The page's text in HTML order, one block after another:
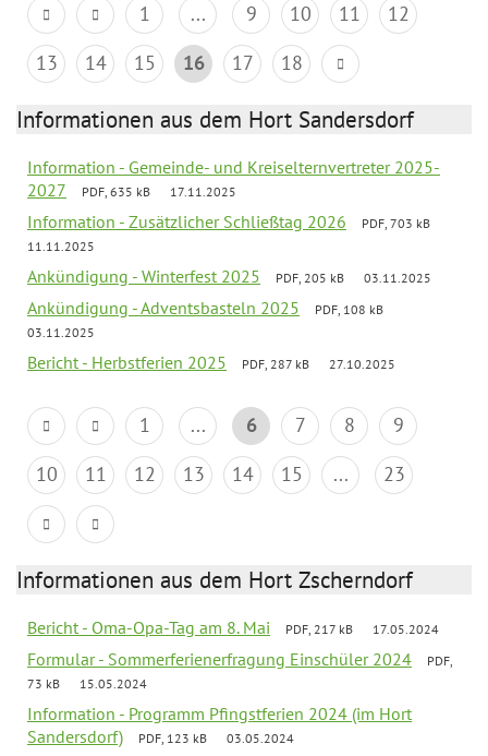
1 ... 9 10 11
12
13
14 15 16 17 18
Informationen aus dem Hort Sandersdorf
Information - Gemeinde- und Kreiselternvertreter 2025-
2027
PDF, 635 kB 17.11.2025
Information - Zusätzlicher Schließtag 2026
PDF, 703 kB
11.11.2025
Ankündigung - Winterfest 2025 PDF, 205 kB 03.11.2025
Ankündigung - Adventsbasteln 2025
PDF, 108 kB
03.11.2025
Bericht - Herbstferien 2025 PDF, 287 kB 27.10.2025
1 ... 6 7 8
9
10
11 12 13 14 15 ... 23
Informationen aus dem Hort Zscherndorf
Bericht - Oma-Opa-Tag am 8. Mai PDF, 217 kB 17.05.2024
Formular - Sommerferienerfragung Einschüler 2024
PDF,
73 kB
15.05.2024
Information - Programm Pfingstferien 2024 (im Hort
Sandersdorf)
PDF, 123 kB 03.05.2024